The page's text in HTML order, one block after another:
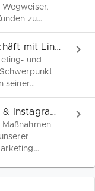
zu
AIDA dir
und
Mehr Neukundengeschäft mit LinkedIn Marketing
und
seiner
Michael
kleinen
erklärt der
machst.
Checkliste: Facebook & Instagram Marketing
Maßnahmen